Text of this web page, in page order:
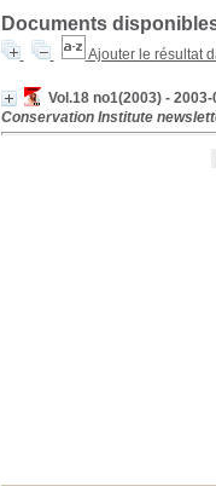
Documents
Ajouter le résultat
Vol.18 no1(2003) -
Conservation Institute